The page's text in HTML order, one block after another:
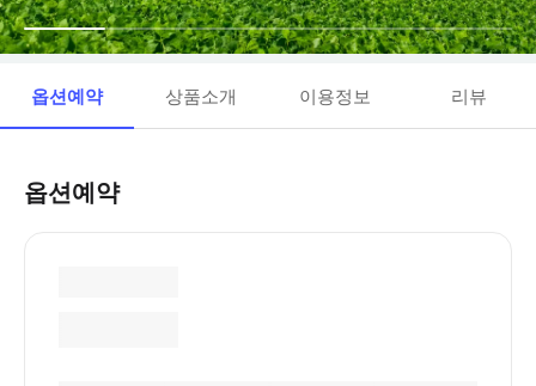
옵션예약 상품소개 이용정보 리뷰
옵션예약